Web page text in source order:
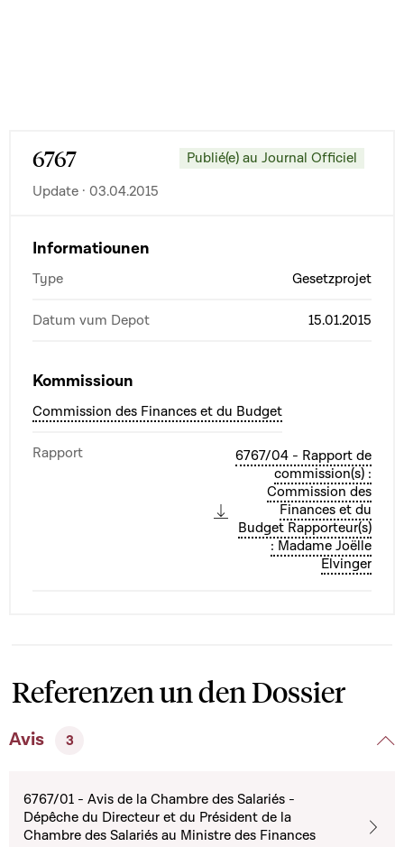
6767
Publié(e) au Journal Officiel
Update · 03.04.2015
Informatiounen
Type Gesetzprojet
Datum vum Depot 15.01.2015
Kommissioun
Commission des Finances et du Budget
Rapport
6767/04 - Rapport de
commission(s) :
Commission des
Finances et du
Budget Rapporteur(s)
: Madame Joëlle
Elvinger
Referenzen un den Dossier
Avis 3
6767/01 - Avis de la Chambre des Salariés -
Dépêche du Directeur et du Président de la
Chambre des Salariés au Ministre des Finances